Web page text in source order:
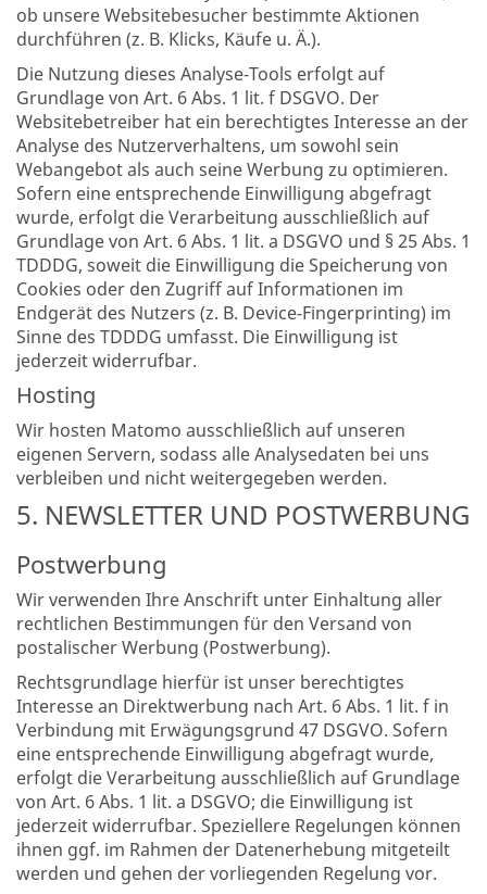
ob unsere Websitebesucher bestimmte Aktionen
durchführen (z. B. Klicks, Käufe u. Ä.).
Die Nutzung dieses Analyse-Tools erfolgt auf
Grundlage von Art. 6 Abs. 1 lit. f DSGVO. Der
Websitebetreiber hat ein berechtigtes Interesse an der
Analyse des Nutzerverhaltens, um sowohl sein
Webangebot als auch seine Werbung zu optimieren.
Sofern eine entsprechende Einwilligung abgefragt
wurde, erfolgt die Verarbeitung ausschließlich auf
Grundlage von Art. 6 Abs. 1 lit. a DSGVO und § 25 Abs. 1
TDDDG, soweit die Einwilligung die Speicherung von
Cookies oder den Zugriff auf Informationen im
Endgerät des Nutzers (z. B. Device-Fingerprinting) im
Sinne des TDDDG umfasst. Die Einwilligung ist
jederzeit widerrufbar.
Hosting
Wir hosten Matomo ausschließlich auf unseren
eigenen Servern, sodass alle Analysedaten bei uns
verbleiben und nicht weitergegeben werden.
5. NEWSLETTER UND POSTWERBUNG
Postwerbung
Wir verwenden Ihre Anschrift unter Einhaltung aller
rechtlichen Bestimmungen für den Versand von
postalischer Werbung (Postwerbung).
Rechtsgrundlage hierfür ist unser berechtigtes
Interesse an Direktwerbung nach Art. 6 Abs. 1 lit. f in
Verbindung mit Erwägungsgrund 47 DSGVO. Sofern
eine entsprechende Einwilligung abgefragt wurde,
erfolgt die Verarbeitung ausschließlich auf Grundlage
von Art. 6 Abs. 1 lit. a DSGVO; die Einwilligung ist
jederzeit widerrufbar. Speziellere Regelungen können
ihnen ggf. im Rahmen der Datenerhebung mitgeteilt
werden und gehen der vorliegenden Regelung vor.